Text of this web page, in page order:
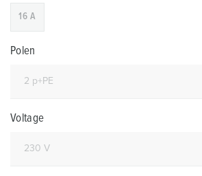
16 A
Polen
Voltage